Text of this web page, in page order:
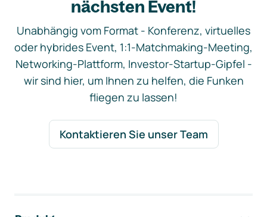
nächsten Event!
Unabhängig vom Format - Konferenz, virtuelles
oder hybrides Event, 1:1-Matchmaking-Meeting,
Networking-Plattform, Investor-Startup-Gipfel -
wir sind hier, um Ihnen zu helfen, die Funken
fliegen zu lassen!
Kontaktieren Sie unser Team